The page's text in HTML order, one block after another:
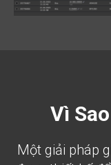
Vì
Một giải pháp